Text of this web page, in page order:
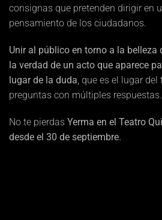
consignas que pretenden dirigir en
pensamiento de los ciudadanos.
Unir al público en torno a la belleza
la verdad de un acto que aparece
lugar de la duda, que es el lugar
preguntas con múltiples respuestas.
No te pierdas Yerma en el Teatro
desde el 30 de septiembre.